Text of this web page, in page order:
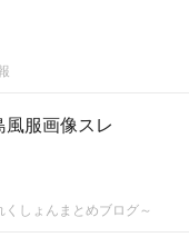
風服画像スレ
しょんまとめブログ～